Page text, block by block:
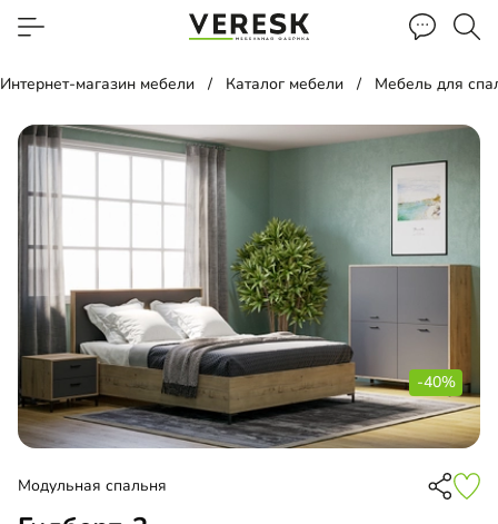
Интернет-магазин мебели Каталог мебели Мебель для
-40%
Модульная спальня